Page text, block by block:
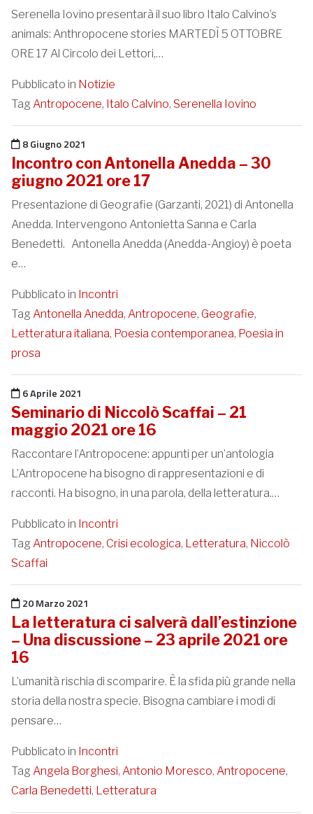
Serenella Iovino presentarà il suo libro Italo Calvino’s
animals: Anthropocene stories MARTEDÌ 5 OTTOBRE
ORE 17 Al Circolo dei Lettori,…
Pubblicato in Notizie
Tag Antropocene, Italo Calvino, Serenella Iovino
Pubblicato il
8 Giugno 2021
Incontro con Antonella Anedda – 30
giugno 2021 ore 17
Presentazione di Geografie (Garzanti, 2021) di Antonella
Anedda. Intervengono Antonietta Sanna e Carla
Benedetti. Antonella Anedda (Anedda-Angioy) è poeta
e…
Pubblicato in Incontri
Tag Antonella Anedda, Antropocene, Geografie,
Letteratura italiana, Poesia contemporanea, Poesia in
prosa
Pubblicato il
6 Aprile 2021
Seminario di Niccolò Scaffai – 21
maggio 2021 ore 16
Raccontare l’Antropocene: appunti per un’antologia
L’Antropocene ha bisogno di rappresentazioni e di
racconti. Ha bisogno, in una parola, della letteratura.…
Pubblicato in Incontri
Tag Antropocene, Crisi ecologica, Letteratura, Niccolò
Scaffai
Pubblicato il
20 Marzo 2021
La letteratura ci salverà dall’estinzione
– Una discussione – 23 aprile 2021 ore
16
L’umanità rischia di scomparire. È la sfida più grande nella
storia della nostra specie. Bisogna cambiare i modi di
pensare…
Pubblicato in Incontri
Tag Angela Borghesi, Antonio Moresco, Antropocene,
Carla Benedetti, Letteratura